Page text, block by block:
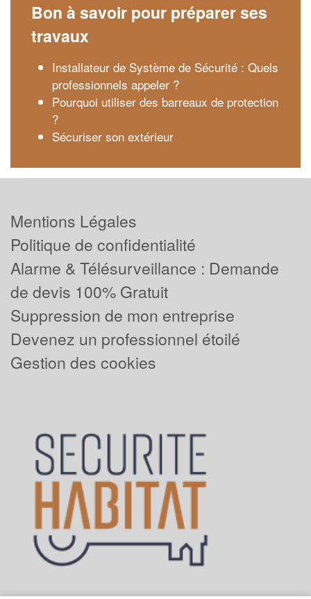
Bon à savoir pour préparer ses
travaux
Installateur de Système de Sécurité : Quels
professionnels appeler ?
Pourquoi utiliser des barreaux de protection
?
Sécuriser son extérieur
Mentions Légales
Politique de confidentialité
Alarme & Télésurveillance : Demande
de devis 100% Gratuit
Suppression de mon entreprise
Devenez un professionnel étoilé
Gestion des cookies